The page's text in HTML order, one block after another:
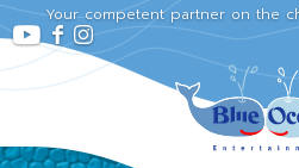
Your competent partner on the